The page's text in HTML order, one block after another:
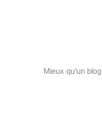
Mieux qu'un blog,